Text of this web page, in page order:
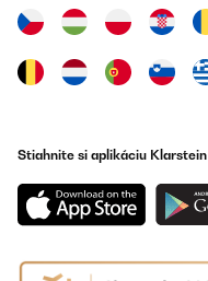
Stiahnite si aplikáciu Klarstein